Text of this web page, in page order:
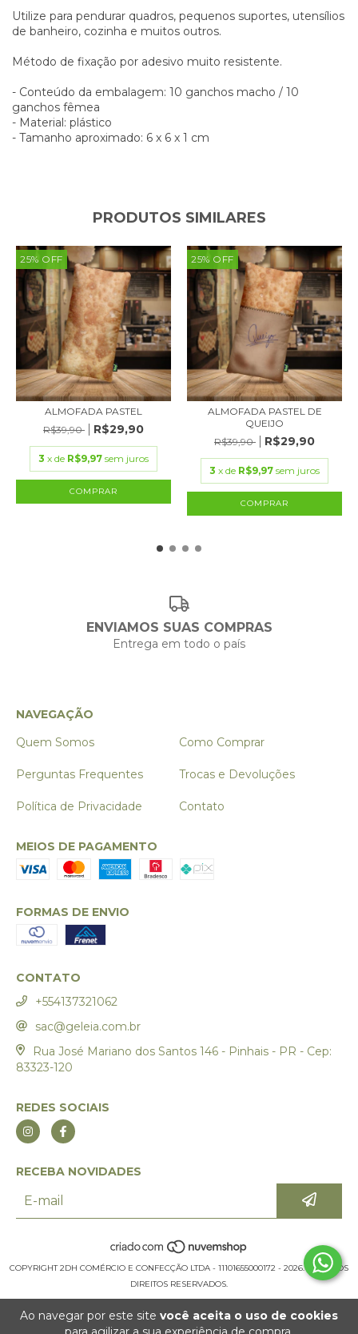
Ao navegar por este site você aceita o uso de cookies
Utilize para pendurar quadros, pequenos suportes, utensílios
de banheiro, cozinha e muitos outros.
Método de fixação por adesivo muito resistente.
- Conteúdo da embalagem: 10 ganchos macho / 10
ganchos fêmea
- Material: plástico
- Tamanho aproximado: 6 x 6 x 1 cm
PRODUTOS SIMILARES
25% OFF
ALMOFADA PASTEL
R$39,90
R$29,90
3 x de R$9,97 sem juros
25% OFF
ALMOFADA PASTEL DE
QUEIJO
R$39,90
R$29,90
3 x de R$9,97 sem juros
ENVIAMOS SUAS COMPRAS
Entrega em todo o país
NAVEGAÇÃO
Quem Somos
Como Comprar
Perguntas Frequentes Trocas e Devoluções
Política de Privacidade Contato
MEIOS DE PAGAMENTO
FORMAS DE ENVIO
CONTATO
+554137321062
sac@geleia.com.br
Rua José Mariano dos Santos 146 - Pinhais - PR - Cep:
83323-120
REDES SOCIAIS
RECEBA NOVIDADES
COPYRIGHT 2DH COMÉRCIO E CONFECÇÃO LTDA - 11101655000172 - 2026. TODOS OS
DIREITOS RESERVADOS.